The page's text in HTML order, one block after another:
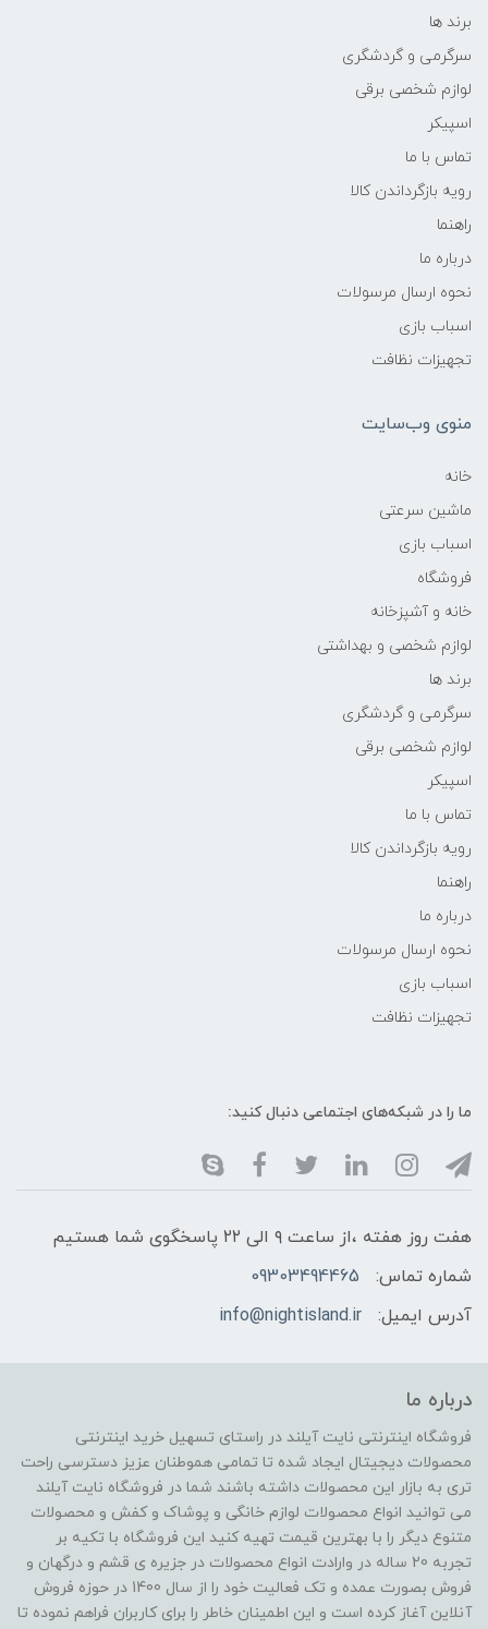
برند ها
سرگرمی و گردشگری
لوازم شخصی برقی
اسپیکر
تماس با ما
رویه بازگرداندن کالا
راهنما
درباره ما
نحوه ارسال مرسولات
اسباب بازی
تجهیزات نظافت
منوی وب‌سایت
خانه
ماشین سرعتی
اسباب بازی
فروشگاه
خانه و آشپزخانه
لوازم شخصی و بهداشتی
برند ها
سرگرمی و گردشگری
لوازم شخصی برقی
اسپیکر
تماس با ما
رویه بازگرداندن کالا
راهنما
درباره ما
نحوه ارسال مرسولات
اسباب بازی
تجهیزات نظافت
ما را در شبکه‌های اجتماعی دنبال کنید:
هفت روز هفته ،از ساعت ۹ الی ۲۲ پاسخگوی شما هستیم
شماره تماس:
09303494465
آدرس ایمیل:
info@nightisland.ir
درباره ما
فروشگاه اینترنتی نایت آیلند در راستای تسهیل خرید اینترنتی
محصولات دیجیتال ایجاد شده تا تمامی هموطنان عزیز دسترسی راحت
تری به بازار این محصولات داشته باشند شما در فروشگاه نایت آیلند
می توانید انواع محصولات لوازم خانگی و پوشاک و کفش و محصولات
متنوع دیگر را با بهترین قیمت تهیه کنید این فروشگاه با تکیه بر
تجربه 20 ساله در وارادت انواع محصولات در جزیره ی قشم و درگهان و
فروش بصورت عمده و تک فعالیت خود را از سال 1400 در حوزه فروش
آنلاین آغاز کرده است و این اطمینان خاطر را برای کاربران فراهم نموده تا